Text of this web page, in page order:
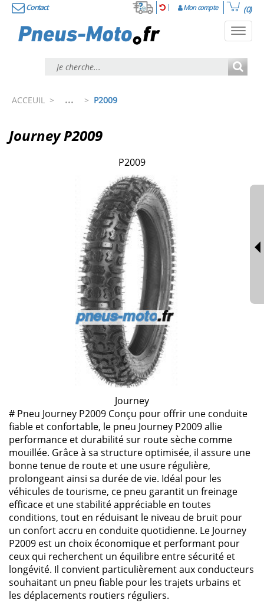
Contact Mon compte (0)
ACCEUIL > ... > P2009
Journey P2009
P2009
Journey
# Pneu Journey P2009 Conçu pour offrir une conduite
fiable et confortable, le pneu Journey P2009 allie
performance et durabilité sur route sèche comme
mouillée. Grâce à sa structure optimisée, il assure une
bonne tenue de route et une usure régulière,
prolongeant ainsi sa durée de vie. Idéal pour les
véhicules de tourisme, ce pneu garantit un freinage
efficace et une stabilité appréciable en toutes
conditions, tout en réduisant le niveau de bruit pour
un confort accru en conduite quotidienne. Le Journey
P2009 est un choix économique et performant pour
ceux qui recherchent un équilibre entre sécurité et
longévité. Il convient particulièrement aux conducteurs
souhaitant un pneu fiable pour les trajets urbains et
les déplacements routiers réguliers.